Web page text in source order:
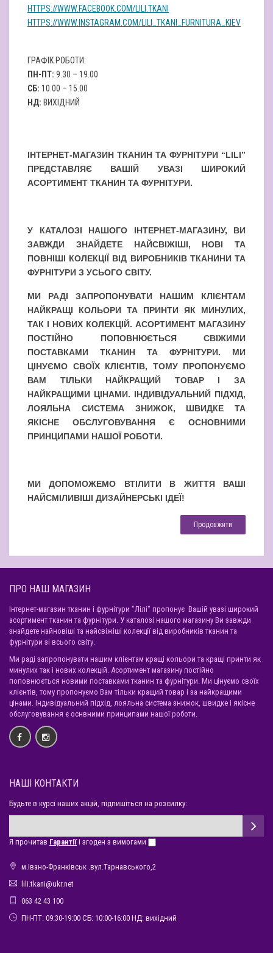
HTTPS://WWW.FACEBOOK.COM/LILI.TKANI
HTTPS://WWW.INSTAGRAM.COM/LILI_TKANI_FURNITURA_KIEV
ГРАФІК РОБОТИ:
ПН-ПТ: 9.30 – 19.00
СБ: 10.00 – 15.00
НД: ВИХІДНИЙ
ІНТЕРНЕТ-МАГАЗИН ТКАНИН ТА ФУРНІТУРИ “LILI”
ПРЕДСТАВЛЯЄ ВАШІЙ УВАЗІ ШИРОКИЙ
АСОРТИМЕНТ ТКАНИН ТА ФУРНІТУРИ.
У КАТАЛОЗІ НАШОГО ІНТЕРНЕТ-МАГАЗИНУ, ВИ
ЗАВЖДИ ЗНАЙДЕТЕ НАЙСВІЖІШІ, НОВІ ТА
ПОВНІШІ КОЛЕКЦІЇ ВІД ВИРОБНИКІВ ТКАНИНИ ТА
ФУРНІТУРИ З УСЬОГО СВІТУ.
МИ РАДІ ЗАПРОПОНУВАТИ НАШИМ КЛІЄНТАМ
НАЙКРАЩІ КОЛЬОРИ ТА ПРИНТИ ЯК МИНУЛИХ,
ТАК І НОВИХ КОЛЕКЦІЙ. АСОРТИМЕНТ МАГАЗИНУ
ПОСТІЙНО ПОПОВНЮЄТЬСЯ СВІЖИМИ
ПОСТАВКАМИ ТКАНИН ТА ФУРНІТУРИ. МИ
ЦІНУЄМО СВОЇХ КЛІЄНТІВ, ТОМУ ПРОПОНУЄМО
ВАМ ТІЛЬКИ НАЙКРАЩИЙ ТОВАР І ЗА
НАЙКРАЩИМИ ЦІНАМИ. ІНДИВІДУАЛЬНИЙ ПІДХІД,
ЛОЯЛЬНА СИСТЕМА ЗНИЖОК, ШВИДКЕ ТА
ЯКІСНЕ ОБСЛУГОВУВАННЯ Є ОСНОВНИМИ
ПРИНЦИПАМИ НАШОЇ РОБОТИ.
МИ ДОПОМОЖЕМО ВТІЛИТИ В ЖИТТЯ ВАШІ
НАЙСМІЛИВІШІ ДИЗАЙНЕРСЬКІ ІДЕЇ!
Продовжити
ПРО НАШ МАГАЗИН
Інтернет-магазин тканин і фурнітури "Лілі" пропонує Вашій увазі широкий
асортимент тканин та фурнітури. У каталозі нашого магазину Ви завжди
знайдете найновіші та найсвіжіші колекції від виробників тканин та
фурнітури зі всього світу.
Ми раді запропонувати нашим клієнтам кращі кольори та кращі принти як
минулих так і нових колекцій. Асортимент магазину постійно
поповнюється новими поставками тканин та фурнітури. Ми цінуємо своїх
клієнтів, тому пропонуємо Вам тільки кращий товар і за найкращими
цінами. Індивідуальний підхід, лояльна система знижок, швидке і якісне
обслуговування є оснвними принципами нашої роботи.
НАШІ КОНТАКТИ
Будьте в курсі наших акцій, підпишіться на розсилку:
Я прочитав Гарантіїі згоден з вимогами
м.Івано-Франківськ .вул.Тарнавського,2
lili.tkani@ukr.net
063 42 43 100
ПН-ПТ: 09:30-19:00 СБ: 10:00-16:00 НД: вихідний